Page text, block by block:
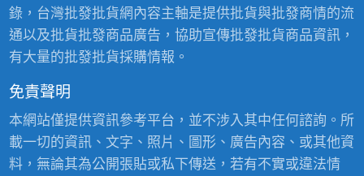
錄，台灣批發批貨網內容主軸是提供批貨與批發商情的流
通以及批貨批發商品廣告，協助宣傳批發批貨商品資訊，
有大量的批發批貨採購情報。
免責聲明
本網站僅提供資訊參考平台，並不涉入其中任何諮詢。所
載一切的資訊、文字、照片、圖形、廣告內容、或其他資
料，無論其為公開張貼或私下傳送，若有不實或違法情